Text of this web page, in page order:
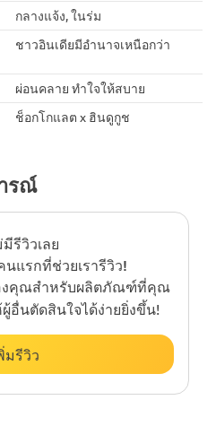
กลางแจ้ง, ในร่ม
ชาวอินเดียมีอำนาจเหนือกว่า
ผ่อนคลาย ทำใจให้สบาย
ช็อกโกแลต x ฮินดูกูช
รณ์
รีวิวเลย
แรกที่ช่วยเรารีวิว!
งคุณสำหรับผลิตภัณฑ์ที่คุณ
อื่นตัดสินใจได้ง่ายยิ่งขึ้น!
มรีวิว